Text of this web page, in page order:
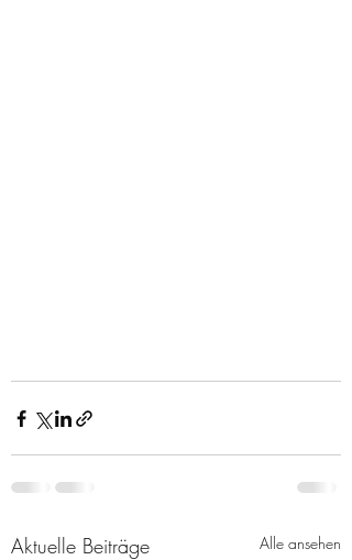
Aktuelle Beiträge Alle ansehen